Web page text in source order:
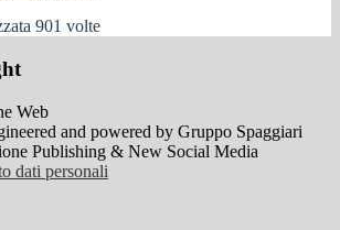
901 volte
and powered by Gruppo Spaggiari
Publishing & New Social Media
dati personali